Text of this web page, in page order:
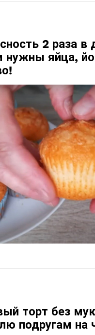
2 раза в
нужны яйца,
торт без
подругам на